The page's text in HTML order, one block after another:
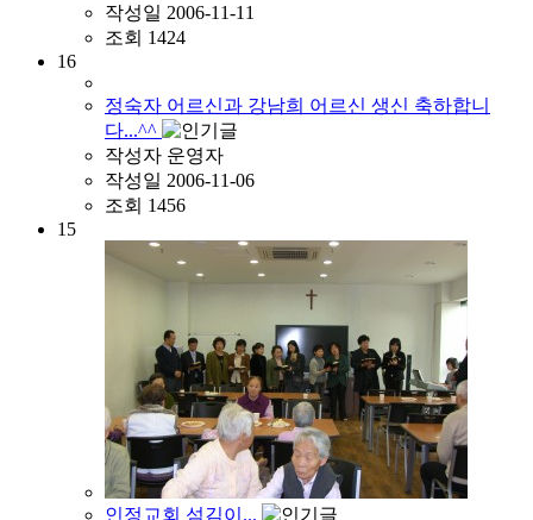
작성일 2006-11-11
조회 1424
16
정숙자 어르신과 강남희 어르신 생신 축하합니
다...^^
작성자 운영자
작성일 2006-11-06
조회 1456
15
인정교회 섬김이...